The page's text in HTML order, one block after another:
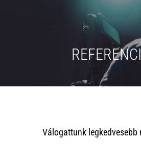
Válogattunk legkedvesebb